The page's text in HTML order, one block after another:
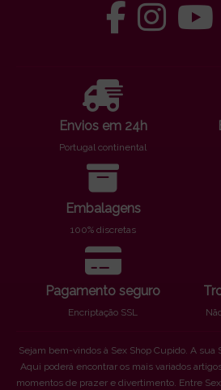
Envios em 24h
Portugal continental
Embalagens
100% discretas
Pagamento seguro
Encriptação SSL
Sejam bem-vindos à Sex Shop Cupido. A sua
Aqui poderá encontrar os mais variados
momentos de prazer e divertimento. Entre